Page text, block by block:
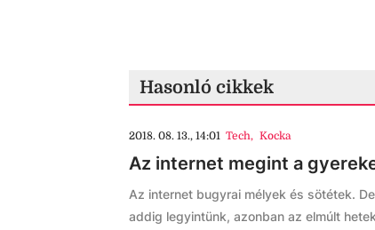
Hasonló cikkek
2018. 08. 13., 14:01 Tech, Kocka
Az internet megint a
Az internet bugyrai mélyek és sötétek.
addig legyintünk, azonban az elmúlt